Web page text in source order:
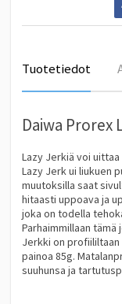
Tuotetiedot
Daiwa Prorex
Lazy Jerkiä voi
Lazy Jerk ui liukuen
muutoksilla saat
hitaasti uppoava ja
joka on todella
Parhaimmillaan
Jerkki on profiililtaan
painoa 85g.
suuhunsa ja